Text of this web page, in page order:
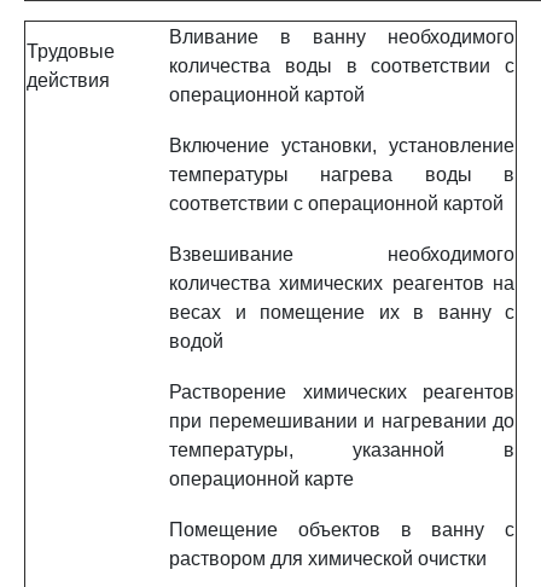
Трудовые
действия
Вливание в ванну необходимого
количества воды в соответствии с
операционной картой
Включение установки, установление
температуры нагрева воды в
соответствии с операционной картой
Взвешивание необходимого
количества химических реагентов на
весах и помещение их в ванну с
водой
Растворение химических реагентов
при перемешивании и нагревании до
температуры, указанной в
операционной карте
Помещение объектов в ванну с
раствором для химической очистки